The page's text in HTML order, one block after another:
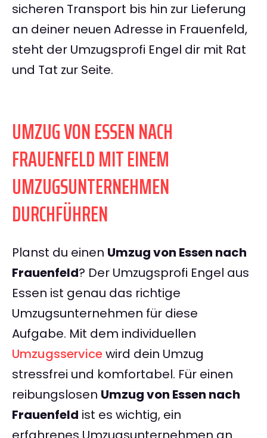
sicheren Transport bis hin zur Lieferung
an deiner neuen Adresse in Frauenfeld,
steht der Umzugsprofi Engel dir mit Rat
und Tat zur Seite.
UMZUG VON ESSEN NACH
FRAUENFELD MIT EINEM
UMZUGSUNTERNEHMEN
DURCHFÜHREN
Planst du einen Umzug von Essen nach
Frauenfeld? Der Umzugsprofi Engel aus
Essen ist genau das richtige
Umzugsunternehmen für diese
Aufgabe. Mit dem individuellen
Umzugsservicewird dein Umzug
stressfrei und komfortabel. Für einen
reibungslosen Umzug von Essen nach
Frauenfeld ist es wichtig, ein